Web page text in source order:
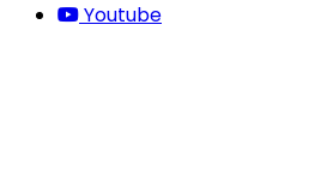
Youtube